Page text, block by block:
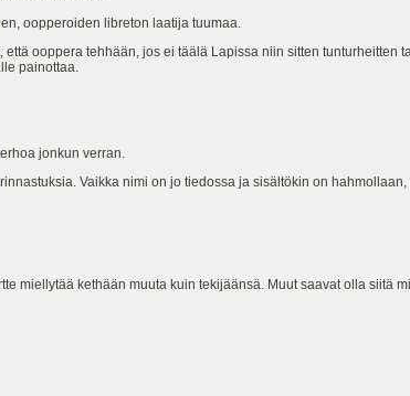
oopperoiden libreton laatija tuumaa.
ooppera tehhään, jos ei täälä Lapissa niin sitten tunturheitten
painottaa.
jonkun verran.
Vaikka nimi on jo tiedossa ja sisältökin on
miellytää kethään muuta kuin tekijäänsä. Muut saavat olla siitä